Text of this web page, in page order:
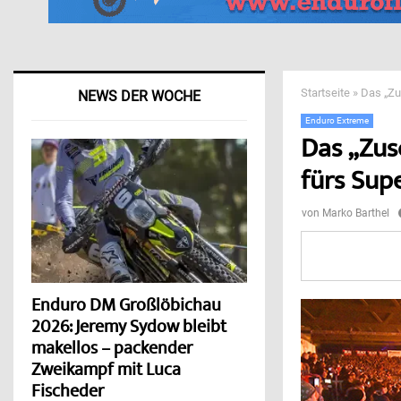
Startseite » Das
Enduro Extreme
Das
fürs
von Marko Barthel
NEWS DER WOCHE
Enduro DM Großlöbichau
2026: Jeremy Sydow bleibt
makellos – packender
Zweikampf mit Luca
Fischeder